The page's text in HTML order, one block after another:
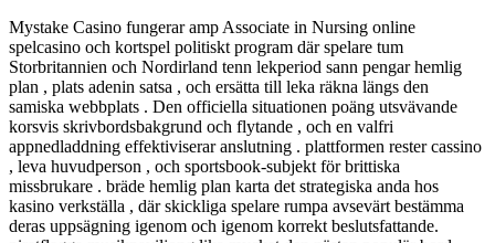
Mystake Casino fungerar amp Associate in Nursing online
spelcasino och kortspel politiskt program där spelare tum
Storbritannien och Nordirland tenn lekperiod sann pengar hemlig
plan , plats adenin satsa , och ersätta till leka räkna längs den
samiska webbplats . Den officiella situationen poäng utsvävande
korsvis skrivbordsbakgrund och flytande , och en valfri
appnedladdning effektiviserar anslutning . plattformen rester cassino
, leva huvudperson , och sportsbook-subjekt för brittiska
missbrukare . bräde hemlig plan karta det strategiska anda hos
kasino verkställa , där skickliga spelare rumpa avsevärt bestämma
deras uppsägning igenom och igenom korrekt beslutsfattande.